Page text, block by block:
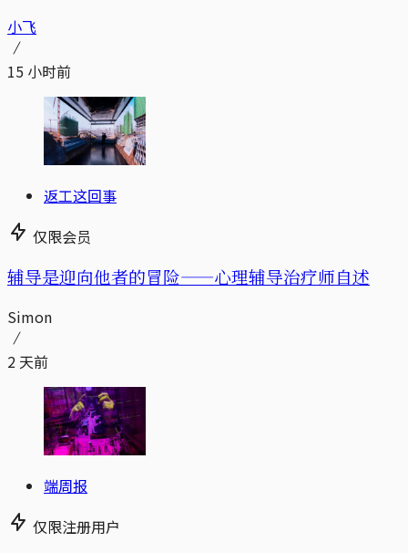
小飞
15 小时前
返工这回事
仅限会员
辅导是迎向他者的冒险——心理辅导治疗师自述
Simon
2 天前
端周报
仅限注册用户